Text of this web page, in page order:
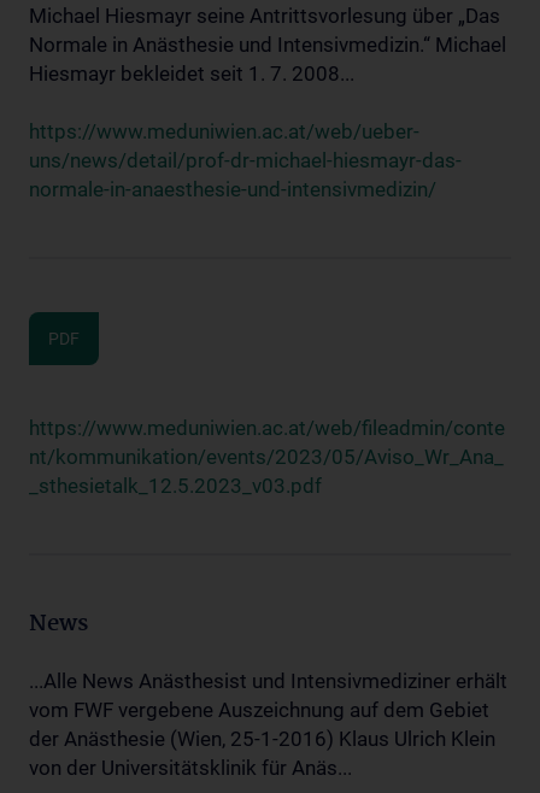
Michael Hiesmayr seine Antrittsvorlesung über „Das
Normale in Anästhesie und Intensivmedizin.“ Michael
Hiesmayr bekleidet seit 1. 7. 2008...
https://www.meduniwien.ac.at/web/ueber-
uns/news/detail/prof-dr-michael-hiesmayr-das-
normale-in-anaesthesie-und-intensivmedizin/
PDF
https://www.meduniwien.ac.at/web/fileadmin/conte
nt/kommunikation/events/2023/05/Aviso_Wr_Ana_
_sthesietalk_12.5.2023_v03.pdf
News
...Alle News Anästhesist und Intensivmediziner erhält
vom FWF vergebene Auszeichnung auf dem Gebiet
der Anästhesie (Wien, 25-1-2016) Klaus Ulrich Klein
von der Universitätsklinik für Anäs...